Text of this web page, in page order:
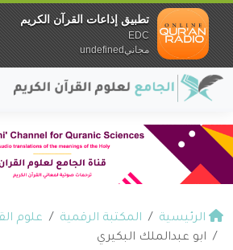
الرئيسية المكتبة الرقمية
علوم
ابو عبدالملك البكيري
تطبيق إذاعات القرآن الكريم
EDC
مجانيundefined